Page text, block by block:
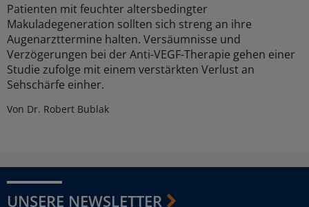
Patienten mit feuchter altersbedingter
Makuladegeneration sollten sich streng an ihre
Augenarzttermine halten. Versäumnisse und
Verzögerungen bei der Anti-VEGF-Therapie gehen einer
Studie zufolge mit einem verstärkten Verlust an
Sehschärfe einher.
Von Dr. Robert Bublak
UNSERE NEWSLETTER